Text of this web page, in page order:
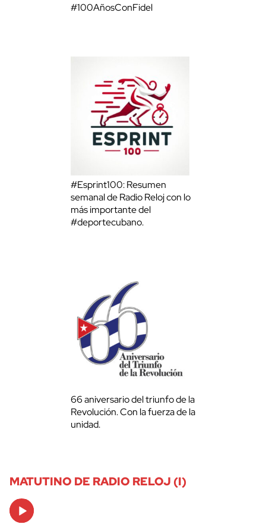
#100AñosConFidel
#Esprint100: Resumen
semanal de Radio Reloj con lo
más importante del
#deportecubano.
66 aniversario del triunfo de la
Revolución. Con la fuerza de la
unidad.
MATUTINO DE RADIO RELOJ (I)
Audio
Player